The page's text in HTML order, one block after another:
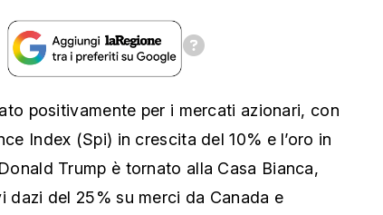
positivamente per i mercati azionari, con
Index (Spi) in crescita del 10% e l’oro in
Trump è tornato alla Casa Bianca,
dazi del 25% su merci da Canada e